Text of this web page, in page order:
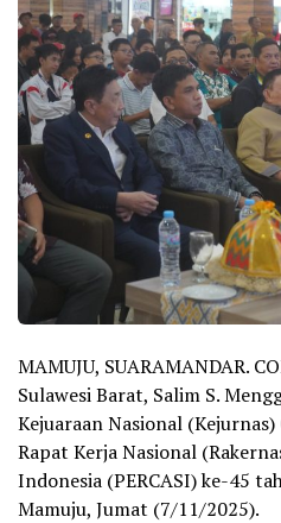
MAMUJU, SUARAMANDAR.
Sulawesi Barat, Salim S.
Kejuaraan Nasional
Rapat Kerja Nasional
Indonesia (PERCASI) ke-45
Mamuju, Jumat (7/11/2025).